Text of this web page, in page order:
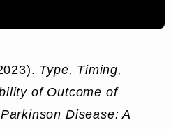
Type, Timing,
of Outcome of
Disease: A